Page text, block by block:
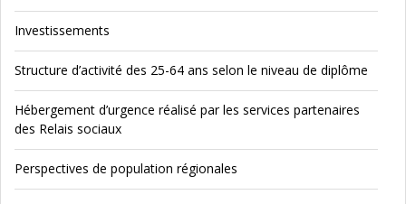
Investissements
Structure d’activité des 25-64 ans selon le niveau de diplôme
Hébergement d’urgence réalisé par les services partenaires
des Relais sociaux
Perspectives de population régionales